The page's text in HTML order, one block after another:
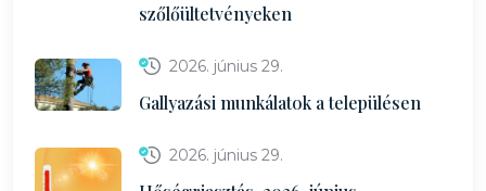
szőlőültetvényeken
2026. június 29.
Gallyazási munkálatok a településen
2026. június 29.